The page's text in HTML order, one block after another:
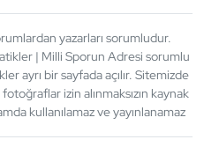
yazarları sorumludur.
| Milli Sporun Adresi sorumlu
ayrı bir sayfada açılır. Sitemizde
izin alınmaksızın kaynak
kullanılamaz ve yayınlanamaz